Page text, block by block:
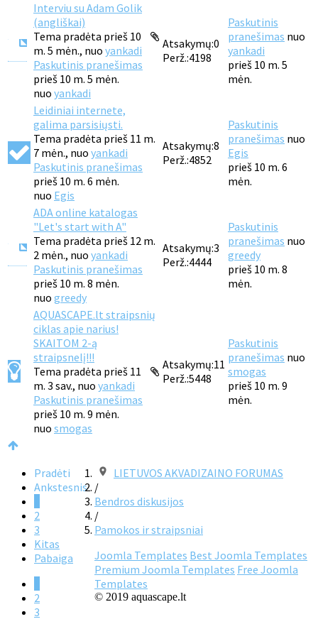
Interviu su Adam Golik
(angliškai)
Tema pradėta prieš 10
m. 5 mėn., nuo yankadi
Paskutinis pranešimas
prieš 10 m. 5 mėn.
nuo yankadi
Atsakymų:0
Perž.:4198
Paskutinis
pranešimas nuo
yankadi
prieš 10 m. 5
mėn.
Leidiniai internete,
galima parsisiųsti.
Tema pradėta prieš 11 m.
7 mėn., nuo yankadi
Paskutinis pranešimas
prieš 10 m. 6 mėn.
nuo Egis
Atsakymų:8
Perž.:4852
Paskutinis
pranešimas nuo
Egis
prieš 10 m. 6
mėn.
ADA online katalogas
"Let's start with A"
Tema pradėta prieš 12 m.
2 mėn., nuo yankadi
Paskutinis pranešimas
prieš 10 m. 8 mėn.
nuo greedy
Atsakymų:3
Perž.:4444
Paskutinis
pranešimas nuo
greedy
prieš 10 m. 8
mėn.
AQUASCAPE.lt straipsnių
ciklas apie narius!
SKAITOM 2-ą
straipsnelį!!!
Tema pradėta prieš 11
m. 3 sav., nuo yankadi
Paskutinis pranešimas
prieš 10 m. 9 mėn.
nuo smogas
Atsakymų:11
Perž.:5448
Paskutinis
pranešimas nuo
smogas
prieš 10 m. 9
mėn.
Pradėti
Ankstesnis
2
3
Kitas
Pabaiga
2
3
LIETUVOS AKVADIZAINO FORUMAS
/
Bendros diskusijos
/
Pamokos ir straipsniai
Joomla Templates Best Joomla Templates
Premium Joomla Templates Free Joomla
Templates
© 2019 aquascape.lt